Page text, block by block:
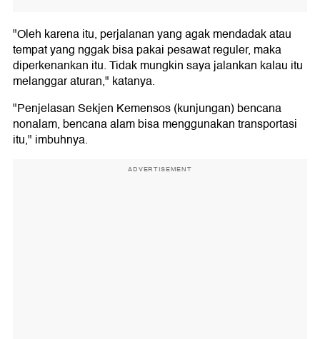
"Oleh karena itu, perjalanan yang agak mendadak atau
tempat yang nggak bisa pakai pesawat reguler, maka
diperkenankan itu. Tidak mungkin saya jalankan kalau itu
melanggar aturan," katanya.
"Penjelasan Sekjen Kemensos (kunjungan) bencana
nonalam, bencana alam bisa menggunakan transportasi
itu," imbuhnya.
ADVERTISEMENT